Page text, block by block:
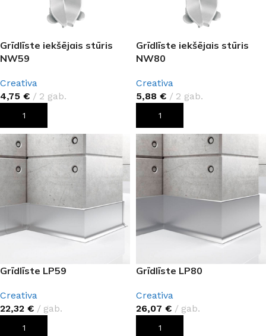
Grīdlīste iekšējais stūris
NW59
Creativa
4,75 € 2 gab.
PIEVIENOT GROZAM
Grīdlīste iekšējais stūris
NW80
Creativa
5,88 € 2 gab.
PIEVIENOT GROZAM
Grīdlīste LP59
Creativa
22,32 € gab.
PIEVIENOT GROZAM
Grīdlīste LP80
Creativa
26,07 € gab.
PIEVIENOT GROZAM